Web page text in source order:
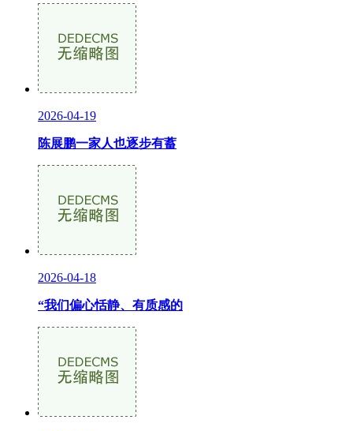
2026-04-19
陈展鹏一家人也逐步有蓄
2026-04-18
“我们偏心恬静、有质感的